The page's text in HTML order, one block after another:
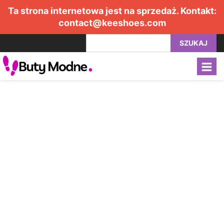
Ta strona internetowa jest na sprzedaż. Kontakt:
contact@keeshoes.com
SZUKAJ